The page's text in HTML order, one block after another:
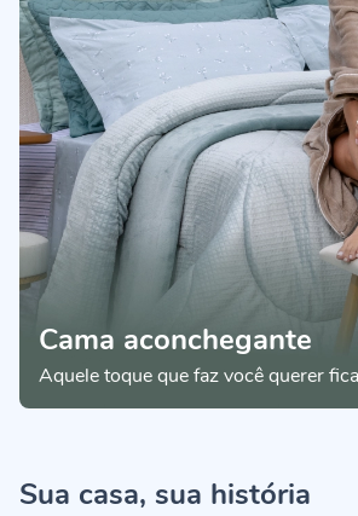
Cama aconchegante
Aquele toque que faz você querer
Sua casa, sua história